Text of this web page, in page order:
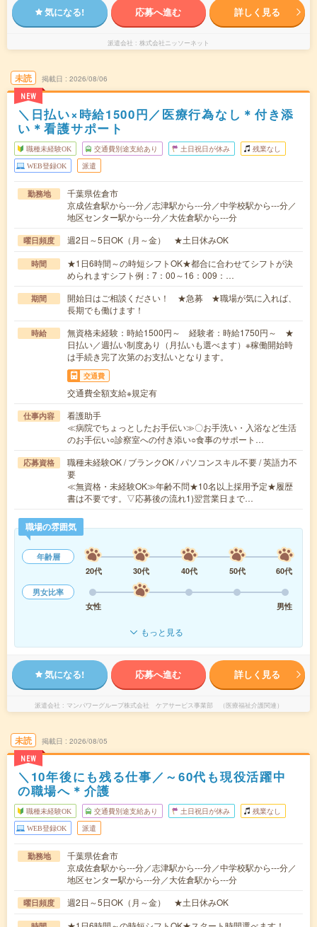
気になる! 応募へ進む 詳しく見る
派遣会社 株式会社ニッソーネット
未読
NEW
掲載日 2026/08/06
＼日払い×時給1500円／医療行為なし＊付き添
い＊看護サポート
職種未経験OK 交通費別途支給あり 土日祝日が休み 残業なし
WEB登録OK 派遣
勤務地
千葉県佐倉市
京成佐倉駅から---分／志津駅から---分／中学校駅から---分／
地区センター駅から---分／大佐倉駅から---分
曜日頻度 週2日～5日OK（月～金） ★土日休みOK
時間
★1日6時間～の時短シフトOK★都合に合わせてシフトが決
められますシフト例：7：00～16：009：…
期間
開始日はご相談ください！ ★急募 ★職場が気に入れば、
長期でも働けます！
時給
無資格未経験：時給1500円～ 経験者：時給1750円～ ★
日払い／週払い制度あり（月払いも選べます）※稼働開始時
は手続き完了次第のお支払いとなります。
交通費
交通費全額支給※規定有
仕事内容
看護助手
≪病院でちょっとしたお手伝い≫〇お手洗い・入浴など生活
のお手伝い○診察室への付き添い○食事のサポート…
応募資格
職種未経験OK / ブランクOK / パソコンスキル不要 / 英語力不
要
≪無資格・未経験OK≫年齢不問★10名以上採用予定★履歴
書は不要です。▽応募後の流れ1)翌営業日まで…
職場の雰囲気
年齢層
20代
30代 40代 50代
60代
男女比率
女性
男性
もっと見る
気になる! 応募へ進む 詳しく見る
派遣会社 マンパワーグループ株式会社 ケアサービス事業部 （医療福祉介護関連）
未読
NEW
掲載日 2026/08/05
＼10年後にも残る仕事／～60代も現役活躍中
の職場へ＊介護
職種未経験OK 交通費別途支給あり 土日祝日が休み 残業なし
WEB登録OK 派遣
勤務地
千葉県佐倉市
京成佐倉駅から---分／志津駅から---分／中学校駅から---分／
地区センター駅から---分／大佐倉駅から---分
曜日頻度 週2日～5日OK（月～金） ★土日休みOK